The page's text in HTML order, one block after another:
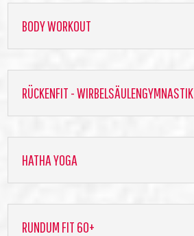
BODY WORKOUT
RÜCKENFIT - WIRBELSÄULENGYMNASTIK
HATHA YOGA
RUNDUM FIT 60+